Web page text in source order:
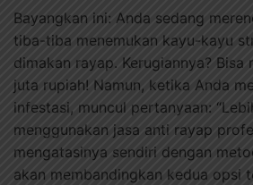
Bayangkan ini: Anda sedang
tiba-tiba menemukan kayu-kayu
dimakan rayap. Kerugiannya? Bisa
juta rupiah! Namun, ketika Anda
infestasi, muncul pertanyaan:
menggunakan jasa anti rayap
mengatasinya sendiri dengan
akan membandingkan kedua opsi